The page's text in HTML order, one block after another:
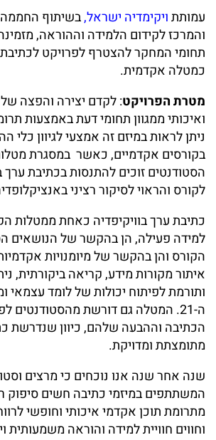
עמותתויקימדיה ישראל,בשיתוף החממה
והמרכז לקידום הלמידה וההוראה,
תחומי המחקר להצטרף לפרויקט לכתיבת
כמטלה אקדמית.
מטרת הפרויקט: לקדם יצירה והפצה
ואיכותי ממגוון תחומי דעת באמצעות
ניתן לראות במיזם זה אמצעי לגיוון כלי
בקורסים אקדמיים, כאשר במסגרת
הסטודנטים זוכים להתנסות בכתיבת ערך
לקורס והראוי לסיקור רציני
כתיבת ערך בוויקיפדיה כאחת ממטלות
למידה פעילה, הן בהקשר של הנושאים
הקורס והן בהקשר של מיומנויות
איתור מקורות מידע, קריאה ביקורתית,
ותורמת לפיתוח יכולות של לומד עצמאי
ה-21. המטלה גם דורשת מהסטודנטים
הכתיבה וההבעה שלהם, כיוון שנדרשת
מתומצתת ומדויקת.
שנה אחר שנה אנו נוכחים כי מרצים
המשתתפים במיזמי כתיבה חשים סיפוק
מתרומת תוכן אקדמי איכותי וחופשי
וחווים חוויית למידה והוראה משמעותית